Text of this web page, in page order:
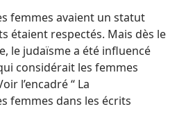
femmes avaient un statut
étaient respectés. Mais dès le
le judaïsme a été influencé
considérait les femmes
l’encadré “ La
femmes dans les écrits